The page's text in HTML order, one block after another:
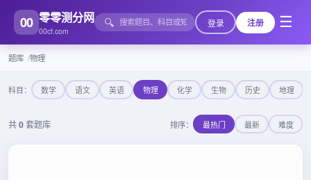
00 零零测分网
00cf.com
🔍 登录 注册 ☰
题库 物理
科目： 数学 语文 英语 物理 化学 生物 历史 地理
共0套题库 排序： 最热门 最新 难度